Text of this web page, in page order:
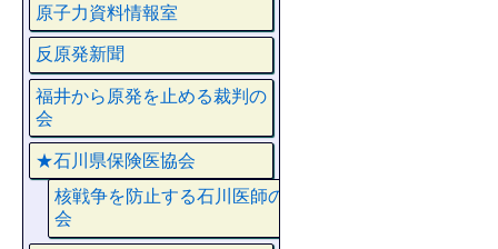
原子力資料情報室
反原発新聞
福井から原発を止める裁判の
会
★石川県保険医協会
核戦争を防止する石川医師の
会